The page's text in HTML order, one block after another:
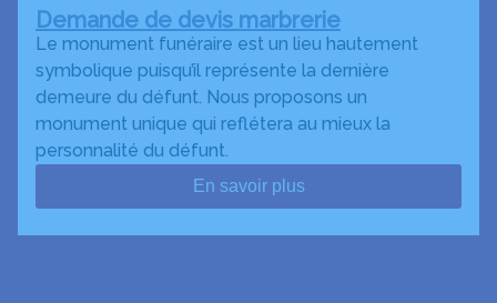
Demande de devis marbrerie
Le monument funéraire est un lieu hautement
symbolique puisqu’il représente la dernière
demeure du défunt. Nous proposons un
monument unique qui reflétera au mieux la
personnalité du défunt.
En savoir plus